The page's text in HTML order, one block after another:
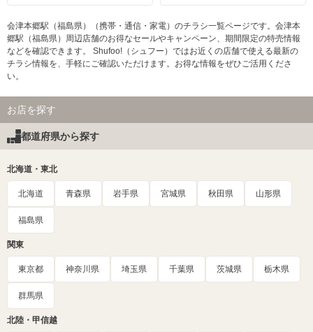
会津本郷駅（福島県）（携帯・通信・家電）のチラシ一覧ページです。会津本
郷駅（福島県）周辺店舗のお得なセールやキャンペーン、期間限定の特売情報
などを確認できます。 Shufoo!（シュフー）ではお近くの店舗で使える最新の
チラシ情報を、手軽にご確認いただけます。お得な情報をぜひご活用くださ
い。
お店を探す
都道府県から探す
北海道・東北
北海道 青森県 岩手県 宮城県 秋田県 山形県
福島県
関東
東京都 神奈川県 埼玉県 千葉県 茨城県 栃木県
群馬県
北陸・甲信越